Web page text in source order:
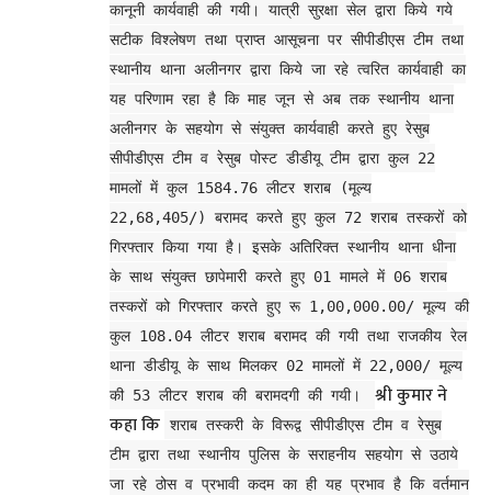
कानूनी कार्यवाही की गयी। यात्री सुरक्षा सेल द्वारा किये गये
सटीक विश्लेषण तथा प्राप्त आसूचना पर सीपीडीएस टीम तथा
स्थानीय थाना अलीनगर द्वारा किये जा रहे त्वरित कार्यवाही का
यह परिणाम रहा है कि माह जून से अब तक स्थानीय थाना
अलीनगर के सहयोग से संयुक्त कार्यवाही करते हुए रेसुब
सीपीडीएस टीम व रेसुब पोस्ट डीडीयू टीम द्वारा कुल 22
मामलों में कुल 1584.76 लीटर शराब (मूल्य
22,68,405/) बरामद करते हुए कुल 72 शराब तस्करों को
गिरफ्तार किया गया है। इसके अतिरिक्त स्थानीय थाना धीना
के साथ संयुक्त छापेमारी करते हुए 01 मामले में 06 शराब
तस्करों को गिरफ्तार करते हुए रू 1,00,000.00/ मूल्य की
कुल 108.04 लीटर शराब बरामद की गयी तथा राजकीय रेल
थाना डीडीयू के साथ मिलकर 02 मामलों में 22,000/ मूल्य
की 53 लीटर शराब की बरामदगी की गयी।
श्री कुमार ने
कहा कि शराब तस्करी के विरूद्व सीपीडीएस टीम व रेसुब
टीम द्वारा तथा स्थानीय पुलिस के सराहनीय सहयोग से उठाये
जा रहे ठोस व प्रभावी कदम का ही यह प्रभाव है कि वर्तमान